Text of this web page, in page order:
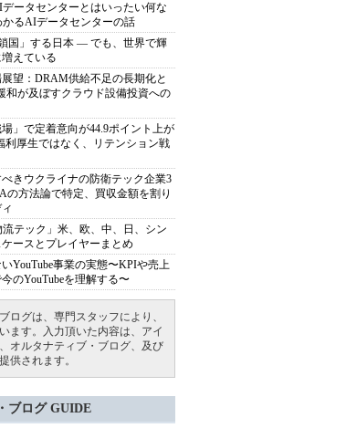
ータセンターとはいったい何な
るAIデータセンターの話
国」する日本 ― でも、世界で輝
えている
望：DRAM供給不足の長期化と
和が及ぼすクラウド設備投資への
場」で定着意向が44.9ポイント上が
利厚生ではなく、リテンション戦
きウクライナの防衛テック企業3
方法論で特定、買収金額を割り
テック」米、欧、中、日、シン
ースとプレイヤーまとめ
YouTube事業の実態〜KPIや売上
のYouTubeを理解する〜
ログは、専門スタッフにより、
ます。入力頂いた内容は、アイ
オルタナティブ・ブログ、及び
供されます。
ブログ GUIDE